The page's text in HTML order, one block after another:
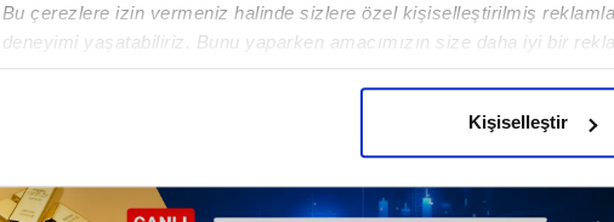
Bu çerezlere izin vermeniz halinde sizlere özel kişiselleştirilmiş
deneyimi yaşatabiliriz. Bunu yaparken amacımızın size daha iyi bir
içerikleri sunabilmek adına elimizden gelen çabayı gösterdiğimizi ve
Her halükârda, kullanıcılar, bu çerezlere izin vermedikleri takdirde,
Sizlere daha iyi bir hizmet sunabilmek için İnternet Sitemizde kendimize
Kişiselleştir